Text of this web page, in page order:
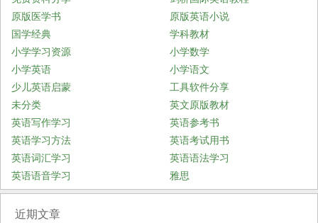
原版医学书
原版英语小说
国学经典
学科教材
小学学习资源
小学数学
小学英语
小学语文
少儿英语启蒙
工具软件分享
未分类
英文原版教材
英语写作学习
英语参考书
英语学习方法
英语考试用书
英语词汇学习
英语语法学习
英语语音学习
雅思
近期文章